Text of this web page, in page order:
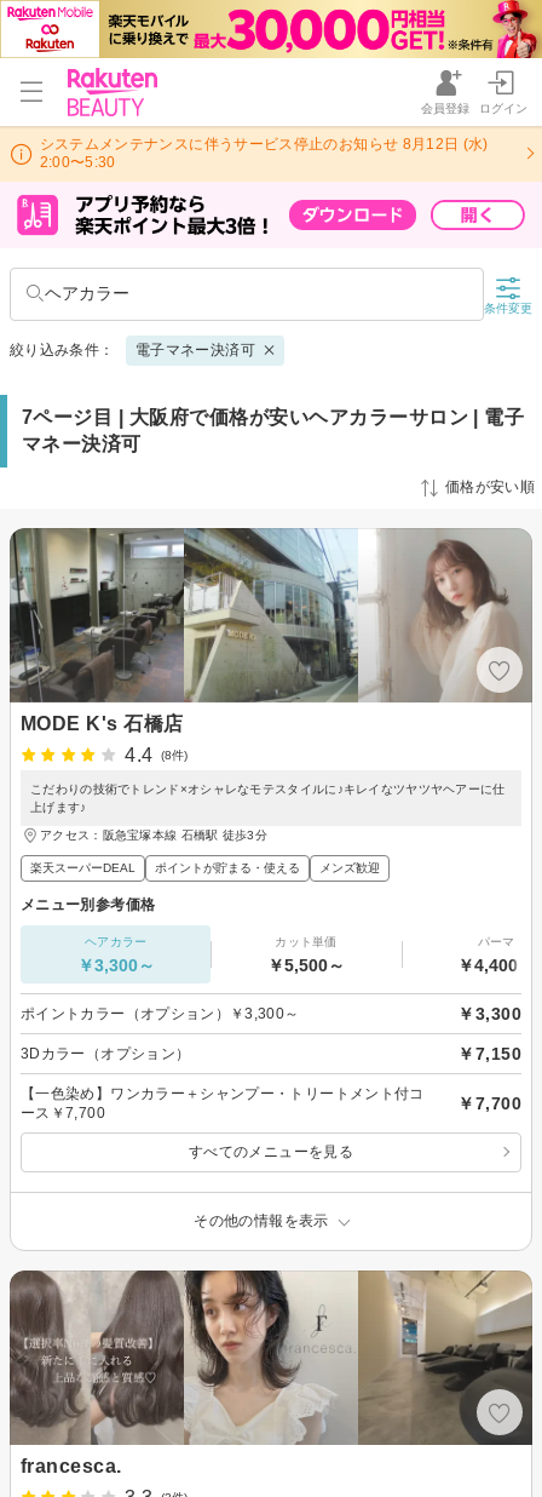
会員登録 ログイン
システムメンテナンスに伴うサービス停止のお知らせ 8月12日 (水)
2:00〜5:30
ヘアカラー
条件変更
絞り込み条件： 電子マネー決済可
7ページ目 | 大阪府で価格が安いヘアカラーサロン | 電子
マネー決済可
価格が安い順
MODE K's 石橋店
4.4
(8件)
こだわりの技術でトレンド×オシャレなモテスタイルに♪キレイなツヤツヤヘアーに仕
上げます♪
アクセス：阪急宝塚本線 石橋駅 徒歩3分
楽天スーパーDEAL ポイントが貯まる・使える メンズ歓迎
メニュー別参考価格
ヘアカラー
￥3,300～
カット単価
￥5,500～
パーマ
￥4,400～
ポイントカラー（オプション）￥3,300～ ￥3,300
3Dカラー（オプション） ￥7,150
【一色染め】ワンカラー＋シャンプー・トリートメント付コ
ース￥7,700
￥7,700
すべてのメニューを見る
その他の情報を表示
francesca.